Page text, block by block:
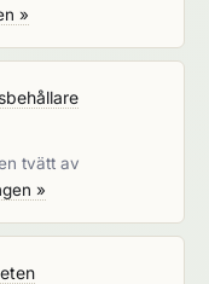
»
tvätt av
»